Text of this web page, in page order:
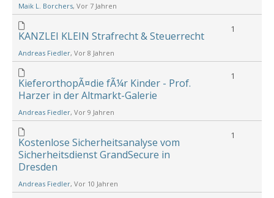
Maik L. Borchers, Vor 7 Jahren
KANZLEI KLEIN Strafrecht & Steuerrecht
Andreas Fiedler, Vor 8 Jahren
1
KieferorthopÃ¤die fÃ¼r Kinder - Prof.
Harzer in der Altmarkt-Galerie
Andreas Fiedler, Vor 9 Jahren
1
Kostenlose Sicherheitsanalyse vom
Sicherheitsdienst GrandSecure in
Dresden
Andreas Fiedler, Vor 10 Jahren
1